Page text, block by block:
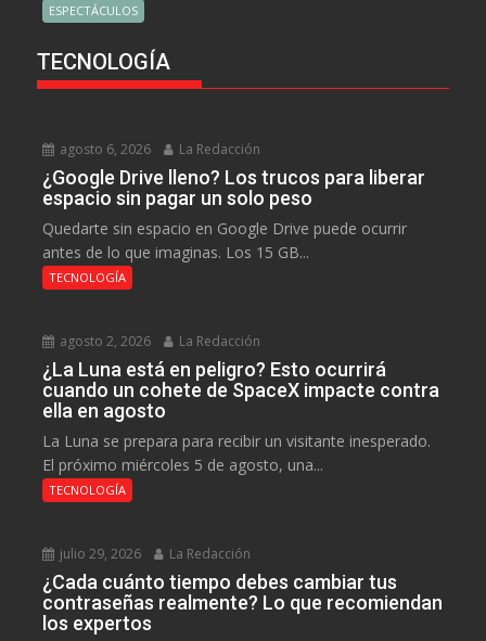
ESPECTÁCULOS
TECNOLOGÍA
agosto 6, 2026 La Redacción
¿Google Drive lleno? Los trucos para liberar
espacio sin pagar un solo peso
Quedarte sin espacio en Google Drive puede ocurrir
antes de lo que imaginas. Los 15 GB...
TECNOLOGÍA
agosto 2, 2026 La Redacción
¿La Luna está en peligro? Esto ocurrirá
cuando un cohete de SpaceX impacte contra
ella en agosto
La Luna se prepara para recibir un visitante inesperado.
El próximo miércoles 5 de agosto, una...
TECNOLOGÍA
julio 29, 2026 La Redacción
¿Cada cuánto tiempo debes cambiar tus
contraseñas realmente? Lo que recomiendan
los expertos